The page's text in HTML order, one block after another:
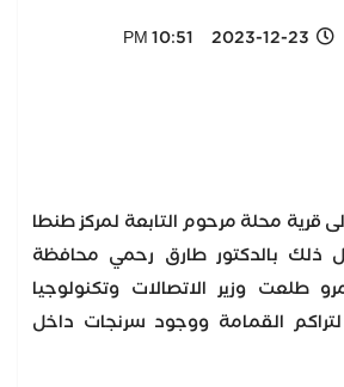
2023-12-23 10:51 PM
قرية محلة مرحوم التابعة لمركز طنطا
بالدكتور طارق رحمي محافظة
طلعت وزير الاتصالات وتكنولوجيا
القمامة ووجود سرنجات داخل